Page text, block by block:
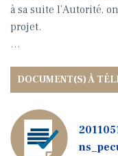
à sa suite l’Autorité,
projet.
…